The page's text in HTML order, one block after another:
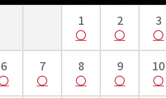
1 2 3
6 7 8 9 10